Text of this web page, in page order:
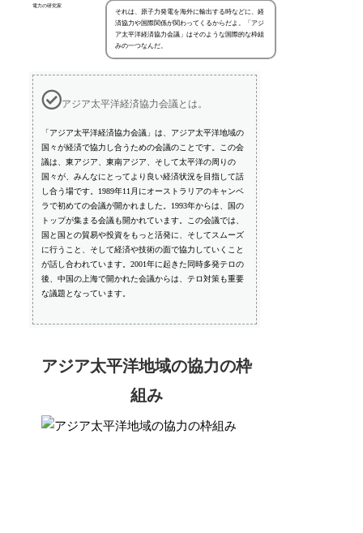
電力の研究家
それは、原子力発電を海外に輸出する時などに、経
済協力や国際関係が関わってくるからだよ。「アジ
ア太平洋経済協力会議」はそのような国際的な枠組
みの一つなんだ。
アジア太平洋経済協力会議とは。
「アジア太平洋経済協力会議」は、アジア太平洋地域の
国々が経済で協力し合うための会議のことです。この会
議は、東アジア、東南アジア、そして太平洋の周りの
国々が、みんなにとってより良い経済状況を目指して話
し合う場です。1989年11月にオーストラリアのキャンベ
ラで初めての会議が開かれました。1993年からは、国の
トップが集まる会議も開かれています。この会議では、
国と国との貿易や投資をもっと活発に、そしてスムーズ
に行うこと、そして経済や技術の面で協力していくこと
が話し合われています。2001年に起きた同時多発テロの
後、中国の上海で開かれた会議からは、テロ対策も重要
な議題となっています。
アジア太平洋地域の協力の枠
組み